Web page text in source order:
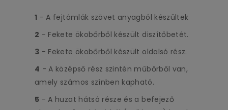
1 - A fejtámlák szövet anyagból készültek
2 - Fekete ökobőrből készült diszítőbetét.
3 - Fekete ökobőrből készült oldalsó rész.
4 - A középső rész szintén műbőrből van,
amely számos színben kapható.
5 - A huzat hátsó része és a befejező